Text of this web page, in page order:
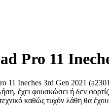
Pro 11
11 Ineches 3rd Gen 2021
έχει φουσκώσει ή δεν
καθώς τυχόν λάθη θα